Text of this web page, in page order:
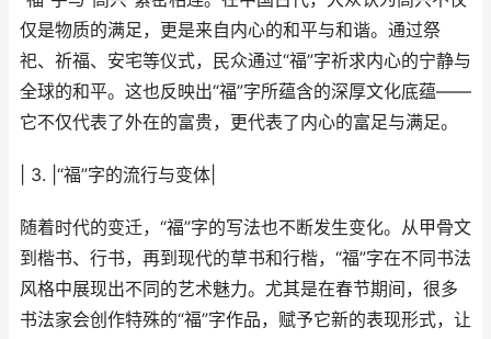
仅是物质的满足，更是来自内心的和平与和谐。通过祭
祀、祈福、安宅等仪式，民众通过“福”字祈求内心的宁静与
全球的和平。这也反映出“福”字所蕴含的深厚文化底蕴——
它不仅代表了外在的富贵，更代表了内心的富足与满足。
| 3. |“福”字的流行与变体|
随着时代的变迁，“福”字的写法也不断发生变化。从甲骨文
到楷书、行书，再到现代的草书和行楷，“福”字在不同书法
风格中展现出不同的艺术魅力。尤其是在春节期间，很多
书法家会创作特殊的“福”字作品，赋予它新的表现形式，让